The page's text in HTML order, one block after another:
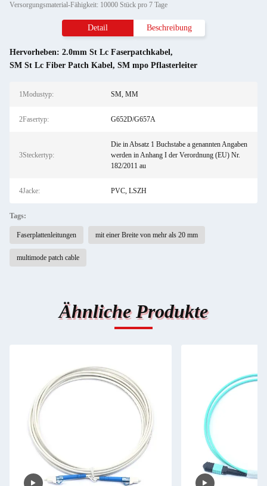
Versorgungsmaterial-Fähigkeit: 10000 Stück pro 7 Tage
Detail Beschreibung
Hervorheben: 2.0mm St Lc Faserpatchkabel,
SM St Lc Fiber Patch Kabel, SM mpo Pflasterleiter
1Modustyp: SM, MM
2Fasertyp: G652D/G657A
3Steckertyp:
Die in Absatz 1 Buchstabe a genannten Angaben
werden in Anhang I der Verordnung (EU) Nr.
182/2011 au
4Jacke: PVC, LSZH
Tags:
Faserplattenleitungen mit einer Breite von mehr als 20 mm
multimode patch cable
Ähnliche Produkte